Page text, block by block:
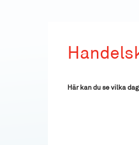
Här kan du se vilka